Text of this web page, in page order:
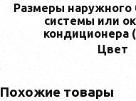
Размеры наружного
системы или
кондиционера
Цвет
Похожие товары